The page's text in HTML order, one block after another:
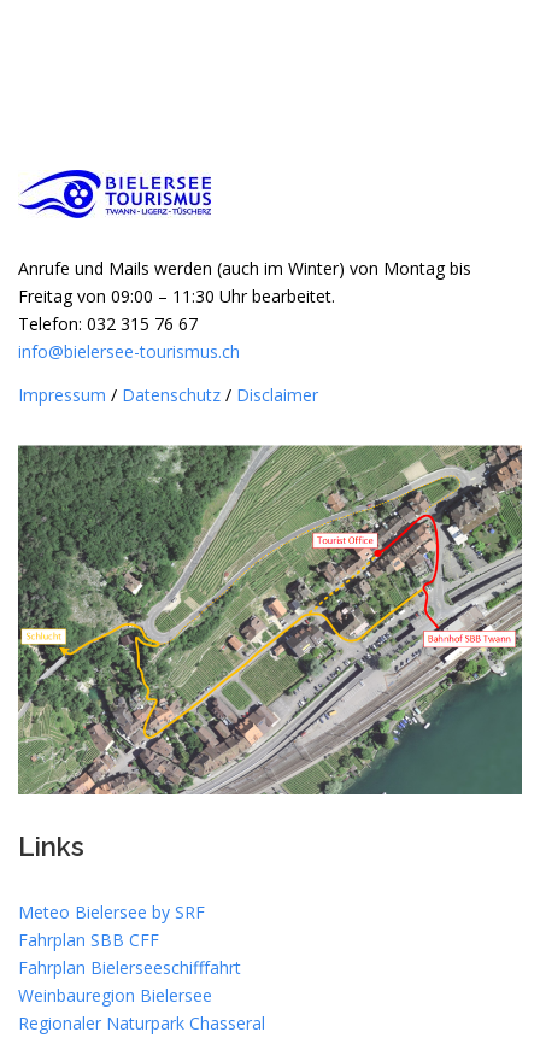
Anrufe und Mails werden (auch im Winter) von Montag bis
Freitag von 09:00 – 11:30 Uhr bearbeitet.
Telefon: 032 315 76 67
info@bielersee-tourismus.ch
Impressum / Datenschutz / Disclaimer
Links
Meteo Bielersee by SRF
Fahrplan SBB CFF
Fahrplan Bielerseeschifffahrt
Weinbauregion Bielersee
Regionaler Naturpark Chasseral